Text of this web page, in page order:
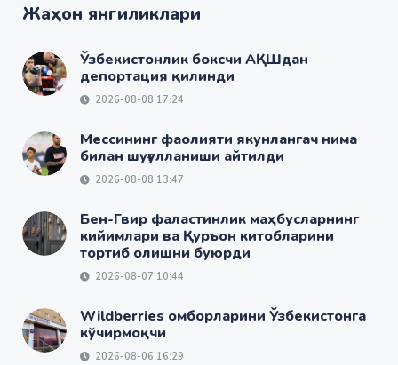
Жаҳон янгиликлари
Ўзбекистонлик боксчи АҚШдан
депортация қилинди
2026-08-08 17:24
Мессининг фаолияти якунлангач нима
билан шуғулланиши айтилди
2026-08-08 13:47
Бен-Гвир фаластинлик маҳбусларнинг
кийимлари ва Қуръон китобларини
тортиб олишни буюрди
2026-08-07 10:44
Wildberries омборларини Ўзбекистонга
кўчирмоқчи
2026-08-06 16:29